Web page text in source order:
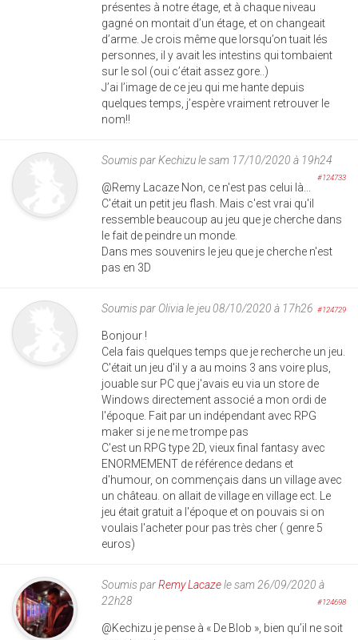
présentes à notre étage, et à chaque niveau
gagné on montait d’un étage, et on changeait
d’arme. Je crois même que lorsqu’on tuait lés
personnes, il y avait les intestins qui tombaient
sur le sol (oui c’était assez gore..)
J’ai l’image de ce jeu qui me hante depuis
quelques temps, j’espère vraiment retrouver le
nom!!
Soumis parKechizule sam 17/10/2020 à 19h24
#124733
@Remy Lacaze Non, ce n'est pas celui là...
C'était un petit jeu flash. Mais c'est vrai qu'il
ressemble beaucoup au jeu que je cherche dans
le fait de peindre un monde.
Dans mes souvenirs le jeu que je cherche n'est
pas en 3D
Soumis par Oliviale jeu 08/10/2020 à 17h26 #124729
Bonjour !
Cela fais quelques temps que je recherche un jeu.
C'était un jeu d'il y a au moins 3 ans voire plus,
jouable sur PC que j'avais eu via un store de
Windows directement associé a mon ordi de
l'époque. Fait par un indépendant avec RPG
maker si je ne me trompe pas
C'est un RPG type 2D, vieux final fantasy avec
ENORMEMENT de référence dedans et
d'humour, on commençais dans un village avec
un château. on allait de village en village ect. Le
jeu était gratuit a l'époque et on pouvais si on
voulais l'acheter pour pas très cher ( genre 5
euros)
Soumis parRemy Lacazele sam 26/09/2020 à
22h28
#124698
@Kechizu je pense à « De Blob », bien qu’il ne soit